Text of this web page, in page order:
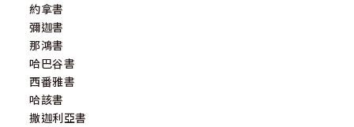
約拿書
彌迦書
那鴻書
哈巴谷書
西番雅書
哈該書
撒迦利亞書